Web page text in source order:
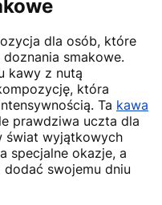
dla osób, które
smakowe.
kawy z nutą
która
Ta kawa
prawdziwa uczta dla
świat wyjątkowych
specjalne okazje, a
swojemu dniu